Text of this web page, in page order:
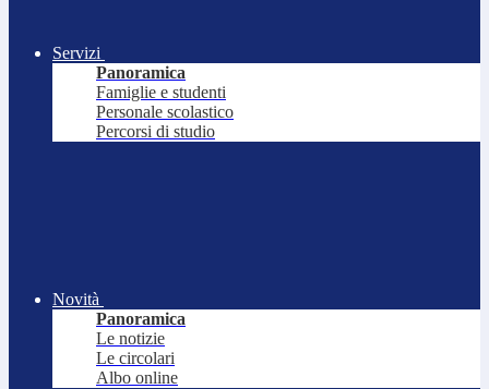
Servizi
Panoramica
Famiglie e studenti
Personale scolastico
Percorsi di studio
Novità
Panoramica
Le notizie
Le circolari
Albo online